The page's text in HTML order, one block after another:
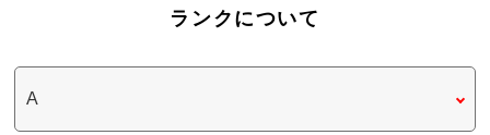
ランクについて